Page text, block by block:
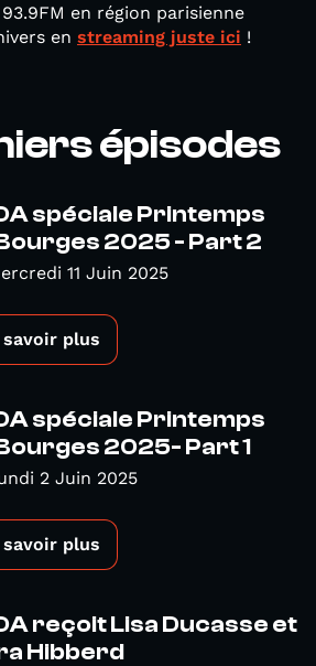
en région parisienne
en streaming juste ici !
épisodes
spéciale Printemps
2025 - Part 2
11 Juin 2025
savoir plus
spéciale Printemps
2025- Part 1
2 Juin 2025
savoir plus
reçoit Lisa Ducasse et
Hibberd